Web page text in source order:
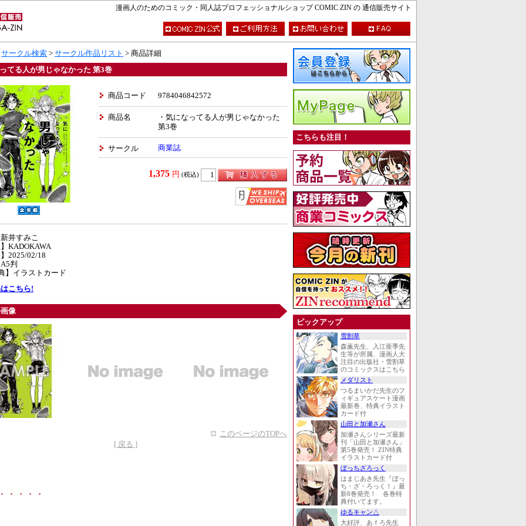
漫画人のためのコミック・同人誌プロフェッショナルショップ COMIC ZIN の 通信販売サイト
・・・・
サークル検索 > サークル作品リスト > 商品詳細
てる人が男じゃなかった 第3巻
商品コード 9784046842572
商品名
・気になってる人が男じゃなかった
第3巻
サークル 商業誌
1,375 円 (税込)
井すみこ
KADOKAWA
2025/02/18
判
】イラストカード
こちら!
像
このページのTOPへ
[ 戻る ]
こちらも注目！
ピックアップ
雪割草
森薫先生、入江亜季先
生等が所属、漫画人大
注目の出版社・雪割草
のコミックスはこちら
メダリスト
つるまいかだ先生のフ
ィギュアスケート漫画
最新巻、特典イラスト
カード付
山田と加瀬さん
加瀬さんシリーズ最新
刊「山田と加瀬さん」
第5巻発売！ ZIN特典
イラストカード付
ぼっちざろっく
はまじあき先生『ぼっ
ち・ざ・ろっく！』最
新8巻発売！ 各巻特
典付いてます。
ゆるキャン△
大好評、あｆろ先生